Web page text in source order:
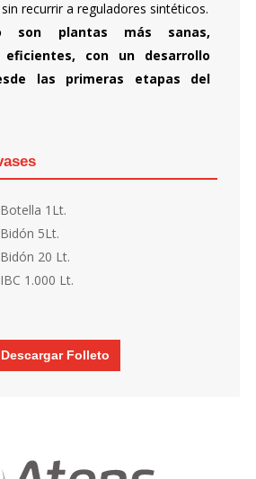
recurrir a reguladores sintéticos.
son plantas más sanas,
con un desarrollo
las primeras etapas del
Botella 1Lt.
Bidón 5Lt.
Bidón 20 Lt.
IBC 1.000 Lt.
Descargar Folleto